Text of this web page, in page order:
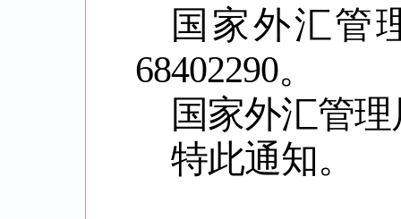
国家外汇管
68402290。
国家外汇管
特此通知。